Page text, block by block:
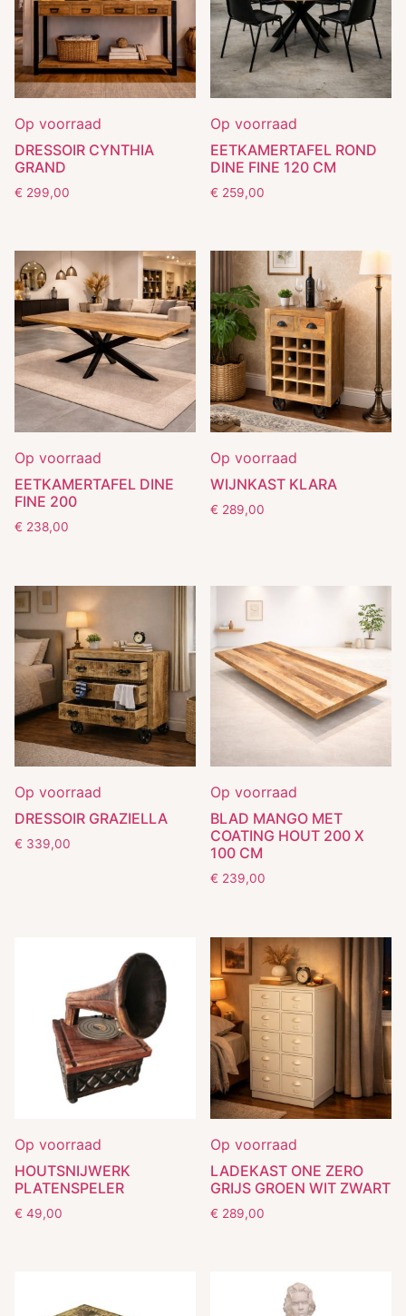
Op voorraad
DRESSOIR CYNTHIA
GRAND
€ 299,00
Op voorraad
EETKAMERTAFEL ROND
DINE FINE 120 CM
€ 259,00
Op voorraad
EETKAMERTAFEL DINE
FINE 200
€ 238,00
Op voorraad
WIJNKAST KLARA
€ 289,00
Op voorraad
DRESSOIR GRAZIELLA
€ 339,00
Op voorraad
BLAD MANGO MET
COATING HOUT 200 X
100 CM
€ 239,00
Op voorraad
HOUTSNIJWERK
PLATENSPELER
€ 49,00
Op voorraad
LADEKAST ONE ZERO
GRIJS GROEN WIT ZWART
€ 289,00